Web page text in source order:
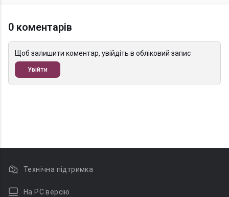
0 коментарів
Щоб залишити коментар, увійдіть в обліковий запис
Увійти
Технічна підтримка
На PC версію